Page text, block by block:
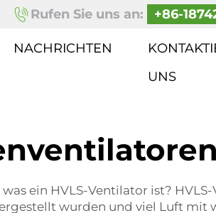
Rufen Sie uns an: +86-
NACHRICHTEN
UNS
ein HVLS-Ventilator ist?
wurden und viel Luft mit